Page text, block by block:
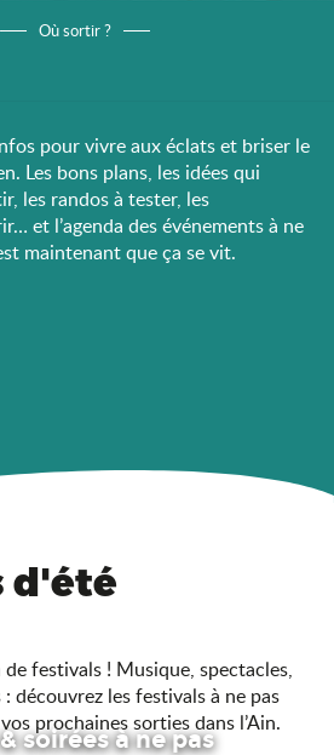
Où sortir ?
pour vivre aux éclats et briser le
Les bons plans, les idées qui
les randos à tester, les
et l’agenda des événements à ne
maintenant que ça se vit.
d'été
de festivals ! Musique, spectacles,
découvrez les festivals à ne pas
prochaines sorties dans l’Ain.
soirées à ne pas